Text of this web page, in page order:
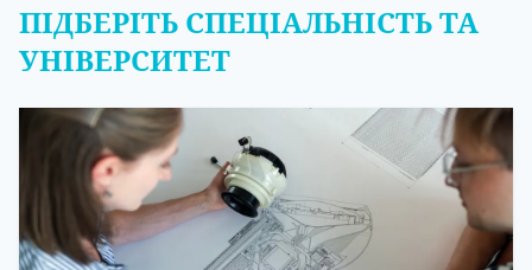
ПІДБЕРІТЬ СПЕЦІАЛЬНІСТЬ ТА
УНІВЕРСИТЕТ